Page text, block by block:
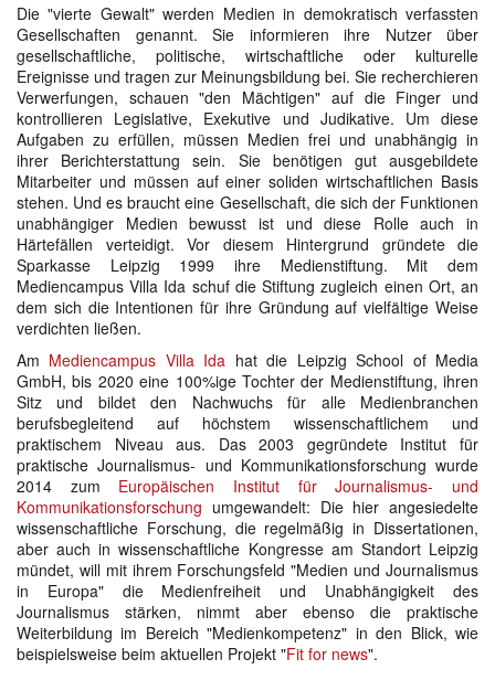
Die "vierte Gewalt" werden Medien in demokratisch verfassten
Gesellschaften genannt. Sie informieren ihre Nutzer über
gesellschaftliche, politische, wirtschaftliche oder kulturelle
Ereignisse und tragen zur Meinungsbildung bei. Sie recherchieren
Verwerfungen, schauen "den Mächtigen" auf die Finger und
kontrollieren Legislative, Exekutive und Judikative. Um diese
Aufgaben zu erfüllen, müssen Medien frei und unabhängig in
ihrer Berichterstattung sein. Sie benötigen gut ausgebildete
Mitarbeiter und müssen auf einer soliden wirtschaftlichen Basis
stehen. Und es braucht eine Gesellschaft, die sich der Funktionen
unabhängiger Medien bewusst ist und diese Rolle auch in
Härtefällen verteidigt. Vor diesem Hintergrund gründete die
Sparkasse Leipzig 1999 ihre Medienstiftung. Mit dem
Mediencampus Villa Ida schuf die Stiftung zugleich einen Ort, an
dem sich die Intentionen für ihre Gründung auf vielfältige Weise
verdichten ließen.
Am Mediencampus Villa Ida hat die Leipzig School of Media
GmbH, bis 2020 eine 100%ige Tochter der Medienstiftung, ihren
Sitz und bildet den Nachwuchs für alle Medienbranchen
berufsbegleitend auf höchstem wissenschaftlichem und
praktischem Niveau aus. Das 2003 gegründete Institut für
praktische Journalismus- und Kommunikationsforschung wurde
2014 zum Europäischen Institut für Journalismus- und
Kommunikationsforschung umgewandelt: Die hier angesiedelte
wissenschaftliche Forschung, die regelmäßig in Dissertationen,
aber auch in wissenschaftliche Kongresse am Standort Leipzig
mündet, will mit ihrem Forschungsfeld "Medien und Journalismus
in Europa" die Medienfreiheit und Unabhängigkeit des
Journalismus stärken, nimmt aber ebenso die praktische
Weiterbildung im Bereich "Medienkompetenz" in den Blick, wie
beispielsweise beim aktuellen Projekt "Fit for news".